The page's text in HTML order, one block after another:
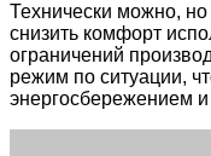
Технически можно,
снизить комфорт
ограничений
режим по ситуации,
энергосбережением и